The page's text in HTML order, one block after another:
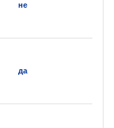
не
да